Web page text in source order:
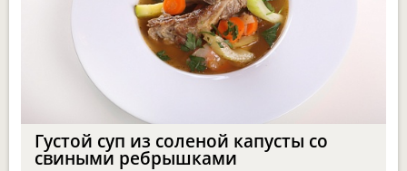
Густой суп из соленой капусты со
свиными ребрышками